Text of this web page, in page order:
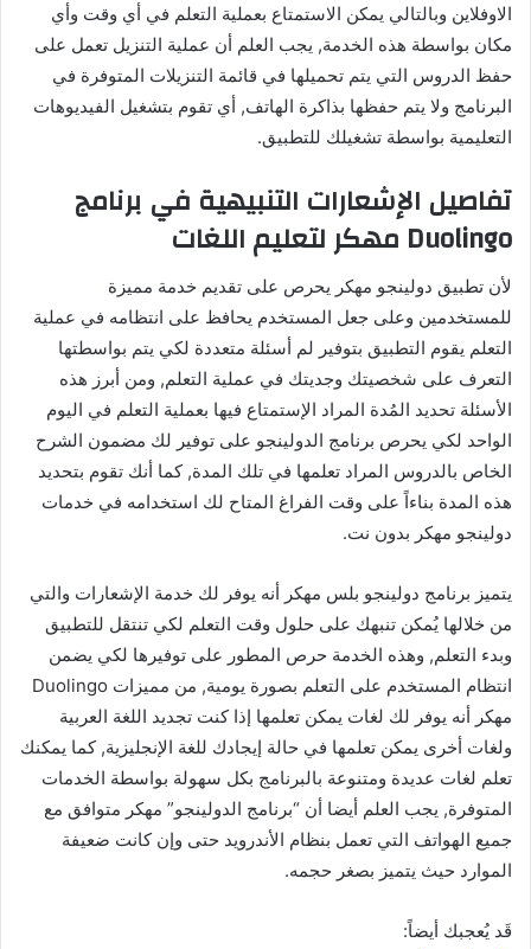
الاوفلاين وبالتالي يمكن الاستمتاع بعملية التعلم في أي وقت وأي
مكان بواسطة هذه الخدمة, يجب العلم أن عملية التنزيل تعمل على
حفظ الدروس التي يتم تحميلها في قائمة التنزيلات المتوفرة في
البرنامج ولا يتم حفظها بذاكرة الهاتف, أي تقوم بتشغيل الفيديوهات
التعليمية بواسطة تشغيلك للتطبيق.
تفاصيل الإشعارات التنبيهية في برنامج
Duolingo مهكر لتعليم اللغات
لأن تطبيق دولينجو مهكر يحرص على تقديم خدمة مميزة
للمستخدمين وعلى جعل المستخدم يحافظ على انتظامه في عملية
التعلم يقوم التطبيق بتوفير لم أسئلة متعددة لكي يتم بواسطتها
التعرف على شخصيتك وجديتك في عملية التعلم, ومن أبرز هذه
الأسئلة تحديد المُدة المراد الإستمتاع فيها بعملية التعلم في اليوم
الواحد لكي يحرص برنامج الدولينجو على توفير لك مضمون الشرح
الخاص بالدروس المراد تعلمها في تلك المدة, كما أنك تقوم بتحديد
هذه المدة بناءاً على وقت الفراغ المتاح لك استخدامه في خدمات
دولينجو مهكر بدون نت.
يتميز برنامج دولينجو بلس مهكر أنه يوفر لك خدمة الإشعارات والتي
من خلالها يُمكن تنبهك على حلول وقت التعلم لكي تنتقل للتطبيق
وبدء التعلم, وهذه الخدمة حرص المطور على توفيرها لكي يضمن
انتظام المستخدم على التعلم بصورة يومية, من مميزات Duolingo
مهكر أنه يوفر لك لغات يمكن تعلمها إذا كنت تجديد اللغة العربية
ولغات أخرى يمكن تعلمها في حالة إيجادك للغة الإنجليزية, كما يمكنك
تعلم لغات عديدة ومتنوعة بالبرنامج بكل سهولة بواسطة الخدمات
المتوفرة, يجب العلم أيضا أن “برنامج الدولينجو” مهكر متوافق مع
جميع الهواتف التي تعمل بنظام الأندرويد حتى وإن كانت ضعيفة
الموارد حيث يتميز بصغر حجمه.
قَد يُعجبك أيضاً: